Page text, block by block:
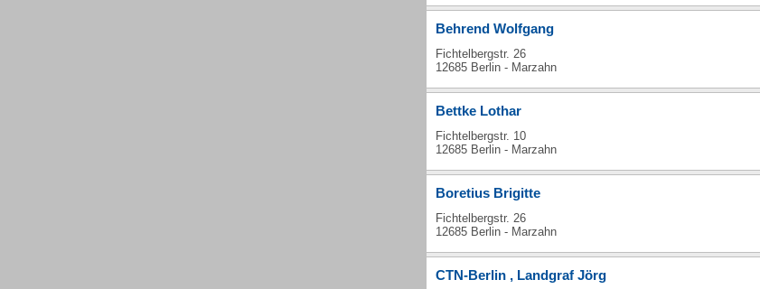
Behrend Wolfgang
Fichtelbergstr. 26
12685 Berlin - Marzahn
Bettke Lothar
Fichtelbergstr. 10
12685 Berlin - Marzahn
Boretius Brigitte
Fichtelbergstr. 26
12685 Berlin - Marzahn
CTN-Berlin , Landgraf Jörg